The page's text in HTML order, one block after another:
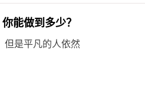
能做到多少？
但是平凡的人依然